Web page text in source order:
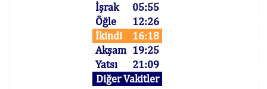
İşrak
05:55
Öğle
12:26
İkindi
16:18
Akşam 19:25
Yatsı
21:09
Diğer Vakitler